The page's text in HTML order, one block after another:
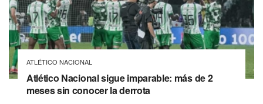
ATLÉTICO NACIONAL
Atlético Nacional sigue imparable: más de 2
meses sin conocer la derrota